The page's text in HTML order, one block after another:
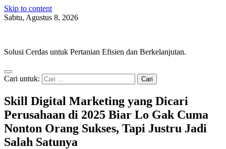
Skip to content
Sabtu, Agustus 8, 2026
Solusi Cerdas untuk Pertanian Efisien dan Berkelanjutan.
Cari untuk:
Skill Digital Marketing yang Dicari
Perusahaan di 2025 Biar Lo Gak Cuma
Nonton Orang Sukses, Tapi Justru Jadi
Salah Satunya